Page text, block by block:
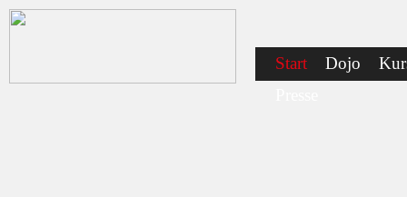
Start Dojo